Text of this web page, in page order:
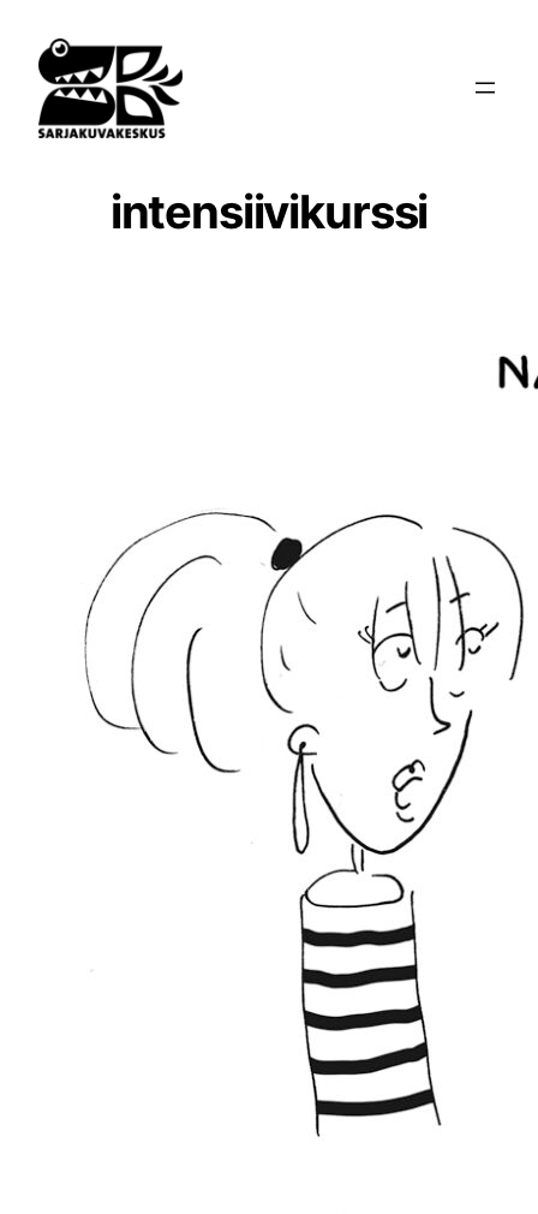
sisältöön
intensiivikurssi